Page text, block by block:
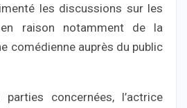
les discussions sur les
en raison notamment de la
comédienne auprès du public
concernées, l’actrice